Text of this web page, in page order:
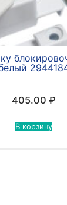
405.00 ₽
В корзину